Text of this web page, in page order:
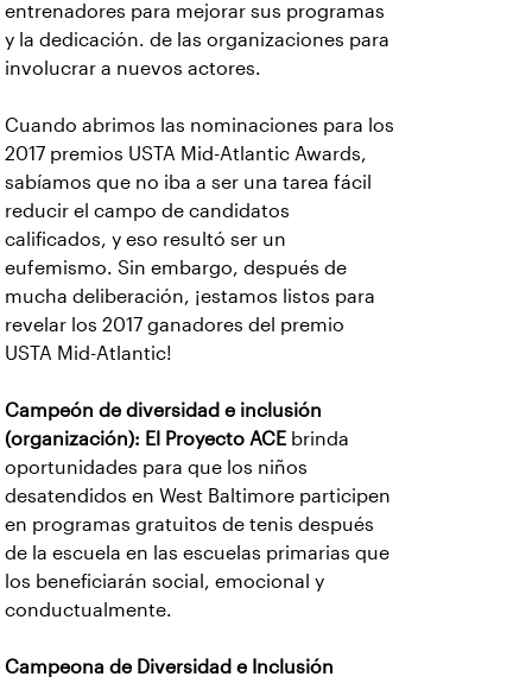
entrenadores para mejorar sus programas
y la dedicación. de las organizaciones para
involucrar a nuevos actores.
Cuando abrimos las nominaciones para los
2017 premios USTA Mid-Atlantic Awards,
sabíamos que no iba a ser una tarea fácil
reducir el campo de candidatos
calificados, y eso resultó ser un
eufemismo. Sin embargo, después de
mucha deliberación, ¡estamos listos para
revelar los 2017 ganadores del premio
USTA Mid-Atlantic!
Campeón de diversidad e inclusión
(organización): El Proyecto ACE brinda
oportunidades para que los niños
desatendidos en West Baltimore participen
en programas gratuitos de tenis después
de la escuela en las escuelas primarias que
los beneficiarán social, emocional y
conductualmente.
Campeona de Diversidad e Inclusión